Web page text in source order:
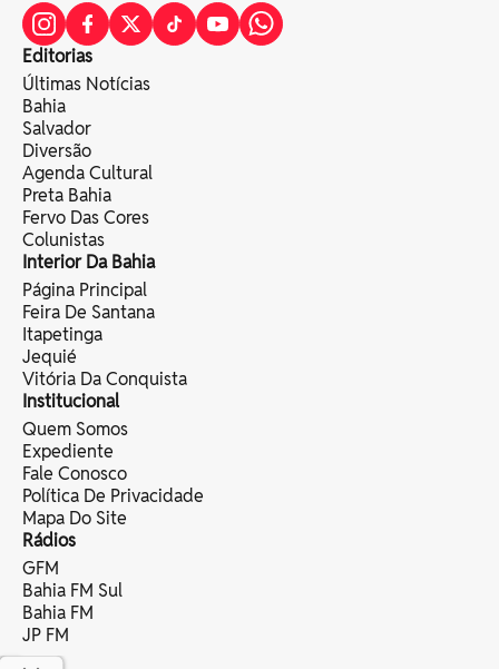
Editorias
Últimas Notícias
Bahia
Salvador
Diversão
Agenda Cultural
Preta Bahia
Fervo Das Cores
Colunistas
Interior Da Bahia
Página Principal
Feira De Santana
Itapetinga
Jequié
Vitória Da Conquista
Institucional
Quem Somos
Expediente
Fale Conosco
Política De Privacidade
Mapa Do Site
Rádios
GFM
Bahia FM Sul
Bahia FM
JP FM